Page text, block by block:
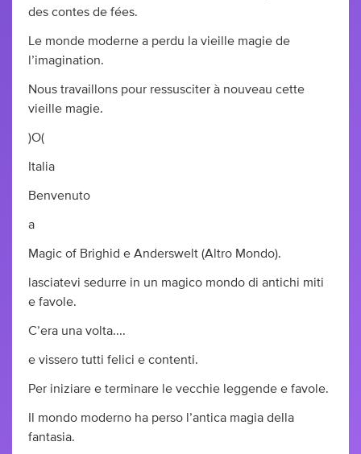
des contes de fées.
Le monde moderne a perdu la vieille magie de
l’imagination.
Nous travaillons pour ressusciter à nouveau cette
vieille magie.
)O(
Italia
Benvenuto
a
Magic of Brighid e Anderswelt (Altro Mondo).
lasciatevi sedurre in un magico mondo di antichi miti
e favole.
C’era una volta....
e vissero tutti felici e contenti.
Per iniziare e terminare le vecchie leggende e favole.
Il mondo moderno ha perso l’antica magia della
fantasia.